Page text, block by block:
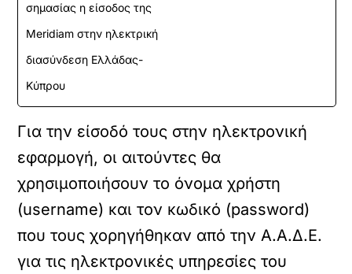
σημασίας η είσοδος της
Meridiam στην ηλεκτρική
διασύνδεση Ελλάδας-
Κύπρου
Για την είσοδό τους στην ηλεκτρονική
εφαρμογή, οι αιτούντες θα
χρησιμοποιήσουν το όνομα χρήστη
(username) και τον κωδικό (password)
που τους χορηγήθηκαν από την Α.Α.Δ.Ε.
για τις ηλεκτρονικές υπηρεσίες του